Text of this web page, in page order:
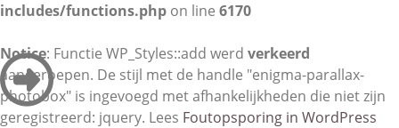
includes/functions.php on line 6170
Notice: Functie WP_Styles::add werd verkeerd
aangeroepen. De stijl met de handle "enigma-parallax-
photobox" is ingevoegd met afhankelijkheden die niet zijn
geregistreerd: jquery. Lees Foutopsporing in WordPress